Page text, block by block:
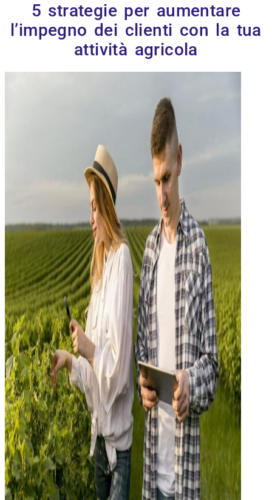
5 strategie per aumentare
l’impegno dei clienti con la tua
attività agricola